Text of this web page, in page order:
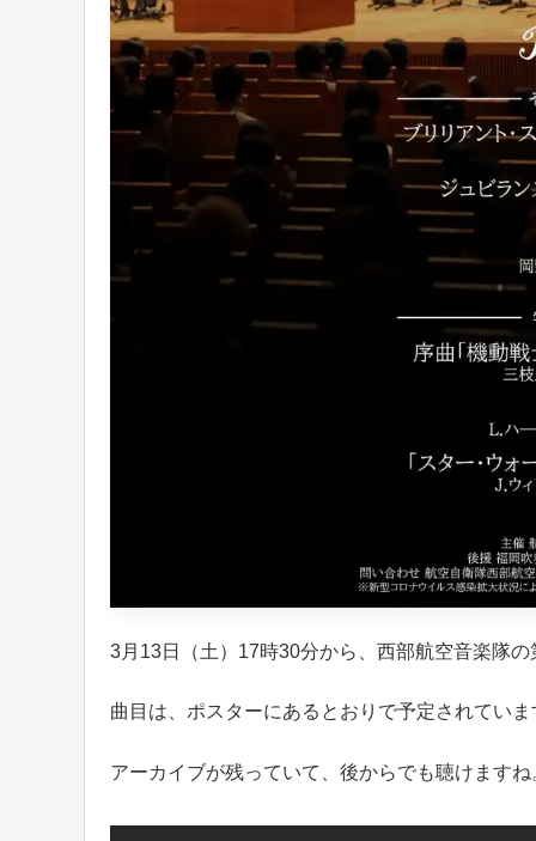
3月13日（土）17時30分から、西部航空音楽隊
曲目は、ポスターにあるとおりで予定されていま
アーカイブが残っていて、後からでも聴けます